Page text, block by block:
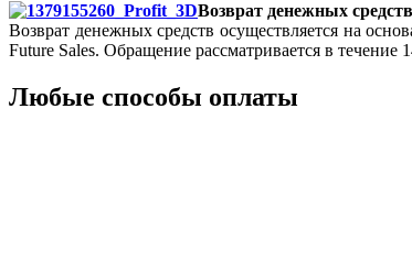
Возврат денежных средств
Возврат денежных средств осуществляется на
Future Sales. Обращение рассматривается в
Любые способы оплаты